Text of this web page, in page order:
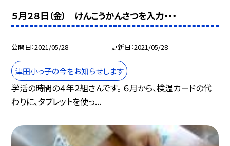
５月２８日（金） けんこうかんさつを入力・・・
公開日 2021/05/28 更新日 2021/05/28
津田小っ子の今をお知らせします
学活の時間の４年２組さんです。 ６月から、検温カードの代
わりに、タブレットを使っ...